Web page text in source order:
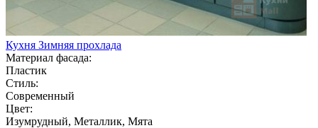
Кухня Зимняя прохлада
Материал фасада:
Пластик
Стиль:
Современный
Цвет:
Изумрудный, Металлик, Мята